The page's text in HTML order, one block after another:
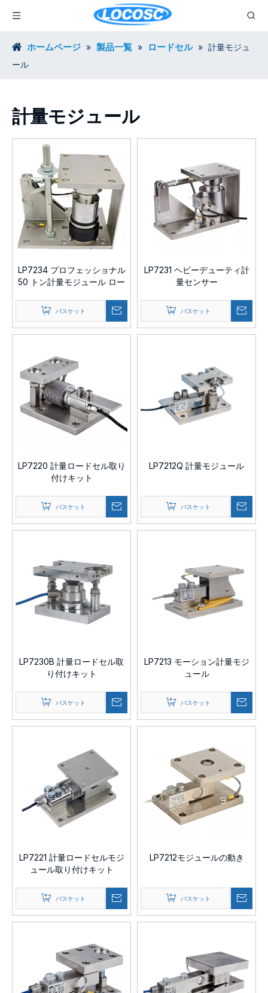
ホームページ » 製品一覧 » ロードセル » 計量モジュ
ール
計量モジュール
LP7234 プロフェッショナル
50 トン計量モジュール ロー
バスケット
LP7231 ヘビーデューティ計
量センサー
バスケット
LP7220 計量ロードセル取り
付けキット
バスケット
LP7212Q 計量モジュール
バスケット
LP7230B 計量ロードセル取
り付けキット
バスケット
LP7213 モーション計量モジ
ュール
バスケット
LP7221 計量ロードセルモジ
ュール取り付けキット
バスケット
LP7212モジュールの動き
バスケット